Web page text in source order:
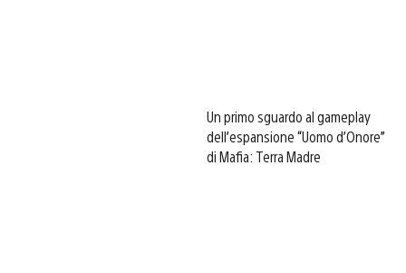
Un primo sguardo al gameplay
dell’espansione “Uomo d’Onore”
di Mafia: Terra Madre